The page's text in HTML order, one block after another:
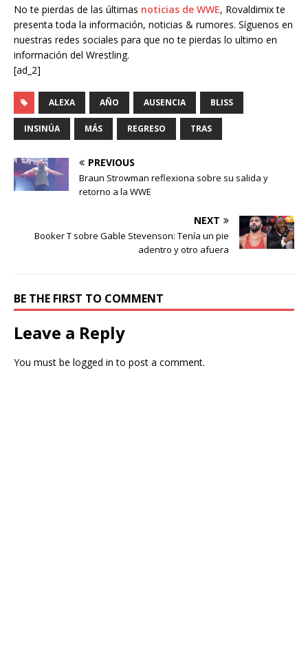
No te pierdas de las últimas noticias de WWE, Rovaldimix te
presenta toda la información, noticias & rumores. Síguenos en
nuestras redes sociales para que no te pierdas lo ultimo en
información del Wrestling.
[ad_2]
ALEXA AÑO AUSENCIA BLISS
INSINÚA MÁS REGRESO TRAS
PREVIOUS
Braun Strowman reflexiona sobre su salida y
retorno a la WWE
NEXT
Booker T sobre Gable Stevenson: Tenía un pie
adentro y otro afuera
BE THE FIRST TO COMMENT
Leave a Reply
You must be logged in to post a comment.